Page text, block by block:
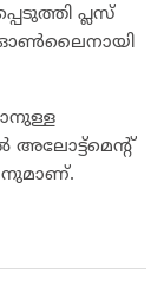
പ്ലസ്
ഓൺലൈനായി